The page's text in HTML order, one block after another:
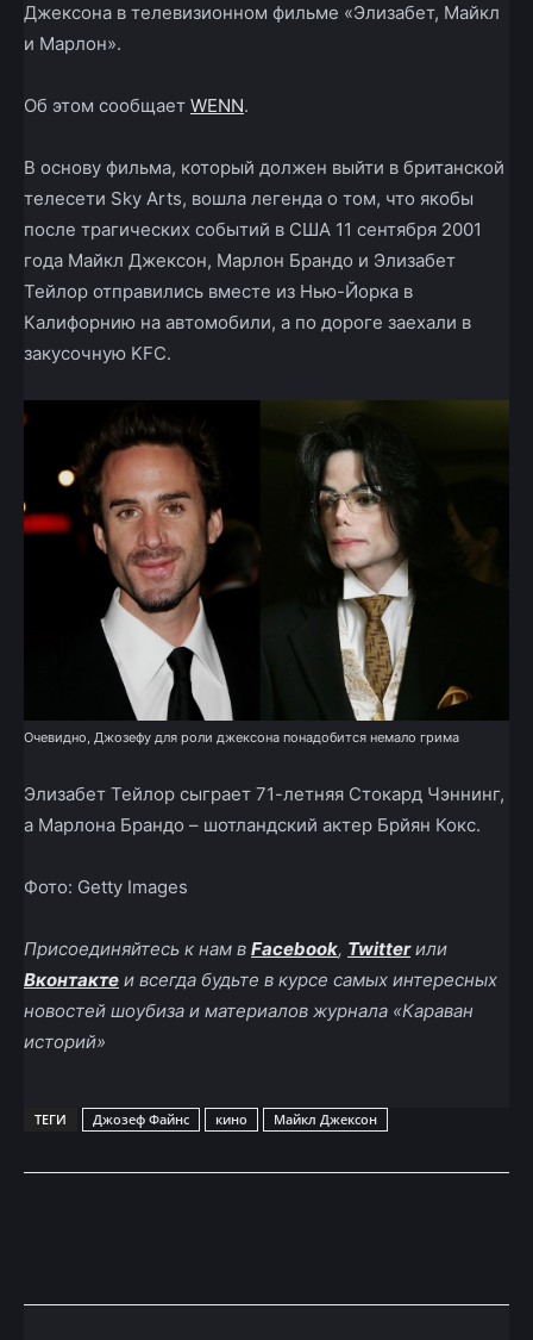
Джексона в телевизионном фильме «Элизабет, Майкл
и Марлон».
Об этом сообщает WENN.
В основу фильма, который должен выйти в британской
телесети Sky Arts, вошла легенда о том, что якобы
после трагических событий в США 11 сентября 2001
года Майкл Джексон, Марлон Брандо и Элизабет
Тейлор отправились вместе из Нью-Йорка в
Калифорнию на автомобили, а по дороге заехали в
закусочную KFC.
Очевидно, Джозефу для роли джексона понадобится немало грима
Элизабет Тейлор сыграет 71-летняя Стокард Чэннинг,
а Марлона Брандо – шотландский актер Брйян Кокс.
Фото: Getty Images
Присоединяйтесь к нам в Facebook, Twitterили
Вконтакте и всегда будьте в курсе самых интересных
новостей шоубиза и материалов журнала «Караван
историй»
ТЕГИ Джозеф Файнс кино Майкл Джексон